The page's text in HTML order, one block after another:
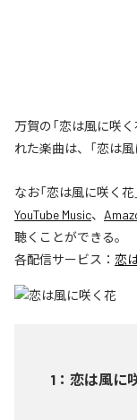
万賀の「恋は風に咲
れた楽曲は、「恋は
なお「恋は風に咲く花
YouTube Music、
聴くことができる。
各配信サービス： 恋
1 ： 恋は風に